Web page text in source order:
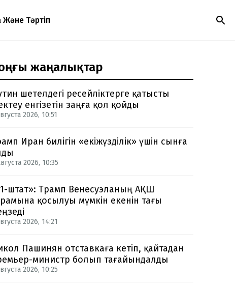
Және Тәртіп
жаңалықтар
шетелдегі ресейліктерге қатысты
енгізетін заңға қол қойды
2026, 10:51
Иран билігін «екіжүзділік» үшін сынға
2026, 10:35
штат»: Трамп Венесуэланың АҚШ
қосылуы мүмкін екенін тағы
2026, 14:21
Пашинян отставкаға кетіп, қайтадан
министр болып тағайындалды
2026, 10:25